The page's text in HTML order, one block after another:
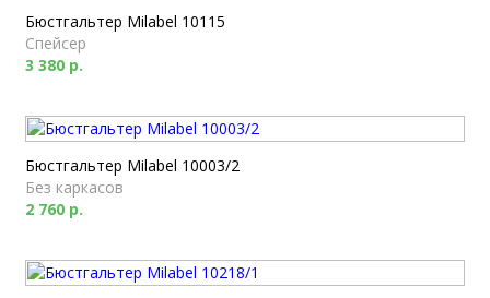
Бюстгальтер Milabel 10115
Спейсер
3 380 р.
Бюстгальтер Milabel 10003/2
Без каркасов
2 760 р.